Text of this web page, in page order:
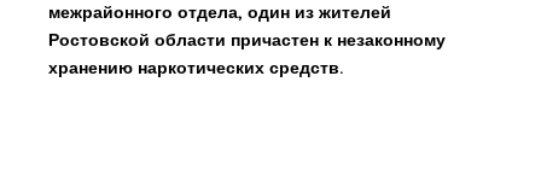
межрайонного отдела, один из жителей
Ростовской области причастен к незаконному
хранению наркотических средств.